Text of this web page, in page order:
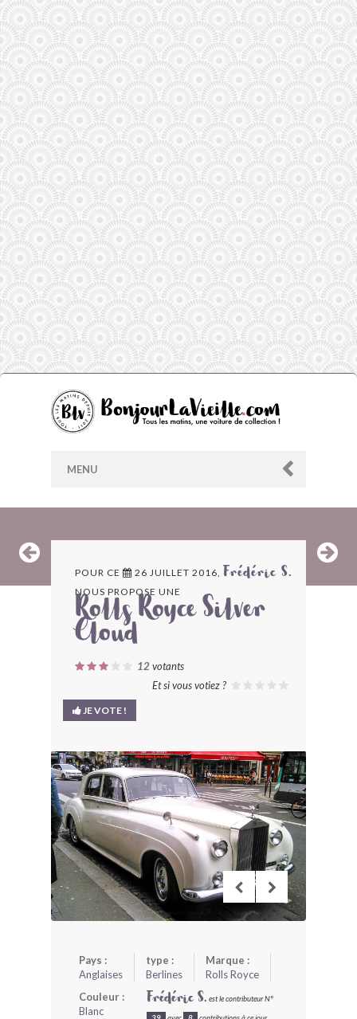
MENU
ARCHIVES
LES CONTRIBUTEURS
MODÈLES ET MARQUES
COMMENT FONCTIONNE BLV ?
POUR CE 26 JUILLET 2016, Frédéric S.
NOUS PROPOSE UNE
Rolls Royce Silver
Cloud
12votants
Et si vous votiez ?
JE VOTE !
Pays :
Anglaises
type :
Berlines
Marque :
Rolls Royce
Couleur :
Blanc
Frédéric S. est le contributeur N°